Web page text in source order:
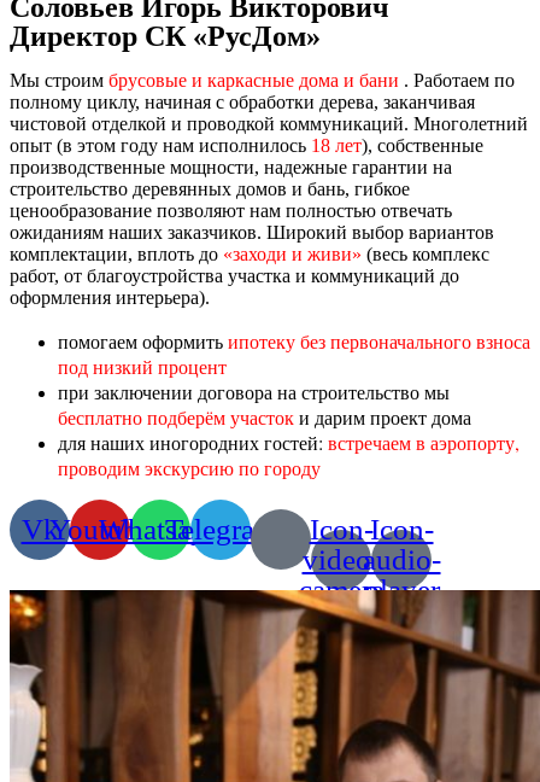
Соловьев Игорь Викторович
Директор СК «РусДом»
Мы строим брусовые и каркасные дома и бани . Работаем по
полному циклу, начиная с обработки дерева, заканчивая
чистовой отделкой и проводкой коммуникаций. Многолетний
опыт (в этом году нам исполнилось 18 лет), собственные
производственные мощности, надежные гарантии на
строительство деревянных домов и бань, гибкое
ценообразование позволяют нам полностью отвечать
ожиданиям наших заказчиков. Широкий выбор вариантов
комплектации, вплоть до «заходи и живи» (весь комплекс
работ, от благоустройства участка и коммуникаций до
оформления интерьера).
помогаем оформитьипотеку без первоначального взноса
под низкий процент
при заключении договора на строительство мы
бесплатно подберём участоки дарим проект дома
для наших иногородних гостей: встречаем в аэропорту,
проводим экскурсию по городу
VkYoutubeWhatsapp
Telegram
Icon-
video-
camera
Icon-
audio-
player